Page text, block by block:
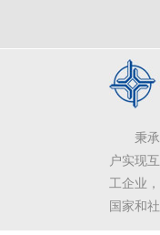
秉
户实现
工企业
国家和